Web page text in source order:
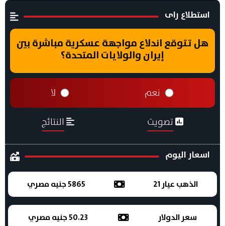
استطلاع راى
هل تتوقع اندلاع مواجهة عسكرية مباشرة بين
إيران والولايات المتحدة؟
نعم لا
تصويت النتائج
اسعار اليوم
الذهب عيار 21 5865 جنيه مصري
سعر الدولار 50.23 جنيه مصري